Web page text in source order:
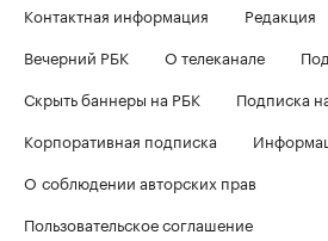
Контактная информация Редакция
Вечерний РБК
О телеканале
Скрыть баннеры на РБК
Подписка
Корпоративная подписка
О соблюдении авторских прав
Пользовательское соглашение